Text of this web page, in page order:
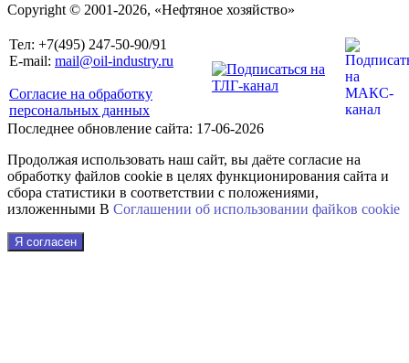
Copyright © 2001-2026, «Нефтяное хозяйство»
Тел: +7(495) 247-50-90/91
E-mail: mail@oil-industry.ru
Согласие на обработку
персональных данных
Последнее обновление сайта: 17-06-2026
Продолжая использовать наш сайт, вы даёте согласие на
обработку файлов cookie в целях функционирования сайта и
сбора статистики в соответствии с положениями,
изложенными В Соглашении об использовании файkов cookie
Я согласен